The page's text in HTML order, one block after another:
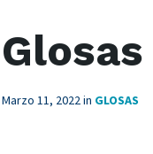
Marzo 11, 2022in GLOSAS